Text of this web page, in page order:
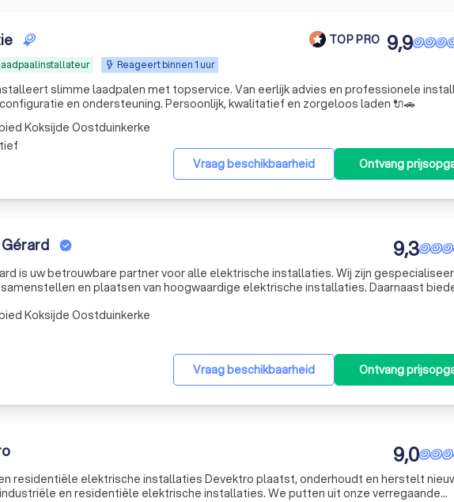
TOP PRO
Reageert binnen 1 uur
9,9
slimme laadpalen met topservice. Van eerlijk advies en professionele
en ondersteuning. Persoonlijk, kwalitatief en zorgeloos laden 🔌🚗
Vraag beschikbaarheid Ontvang
Koksijde Oostduinkerke
9,3
is uw betrouwbare partner voor alle elektrische installaties. Wij zijn
en plaatsen van hoogwaardige elektrische installaties. Daarnaast
Vraag beschikbaarheid Ontvang
Koksijde Oostduinkerke
9,0
residentiële elektrische installaties Devektro plaatst, onderhoudt en herstelt
en residentiële elektrische installaties. We putten uit onze verregaande